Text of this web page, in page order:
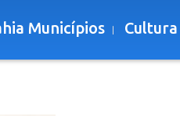
Municípios Cultura